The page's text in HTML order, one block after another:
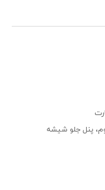
پنل جلو شیشه